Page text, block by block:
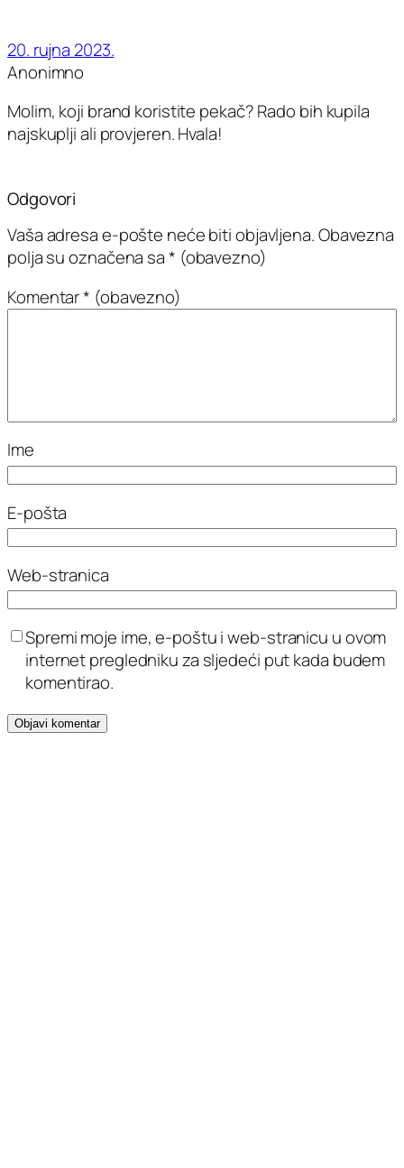
20. rujna 2023.
Anonimno
Molim, koji brand koristite pekač? Rado bih kupila
najskuplji ali provjeren. Hvala!
Odgovori
Vaša adresa e-pošte neće biti objavljena.Obavezna
polja su označena sa* (obavezno)
Komentar* (obavezno)
Ime
E-pošta
Web-stranica
Spremi moje ime, e-poštu i web-stranicu u ovom
internet pregledniku za sljedeći put kada budem
komentirao.